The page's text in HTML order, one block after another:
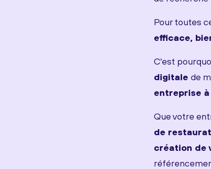
Pour toutes
efficace,
C'est
digitale de
entreprise
Que votre
de
création de